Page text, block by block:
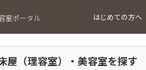
室ポータル はじめての方へ
屋（理容室）・美容室を探す